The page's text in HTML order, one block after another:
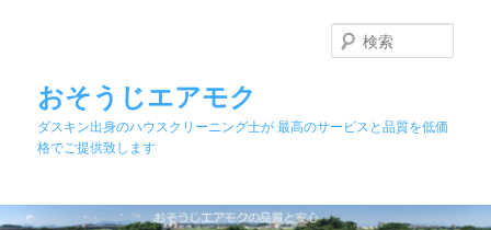
移
動
おそうじエアモク
ダスキン出身のハウスクリーニング士が 最高のサービスと品質を低価
格でご提供致します
索